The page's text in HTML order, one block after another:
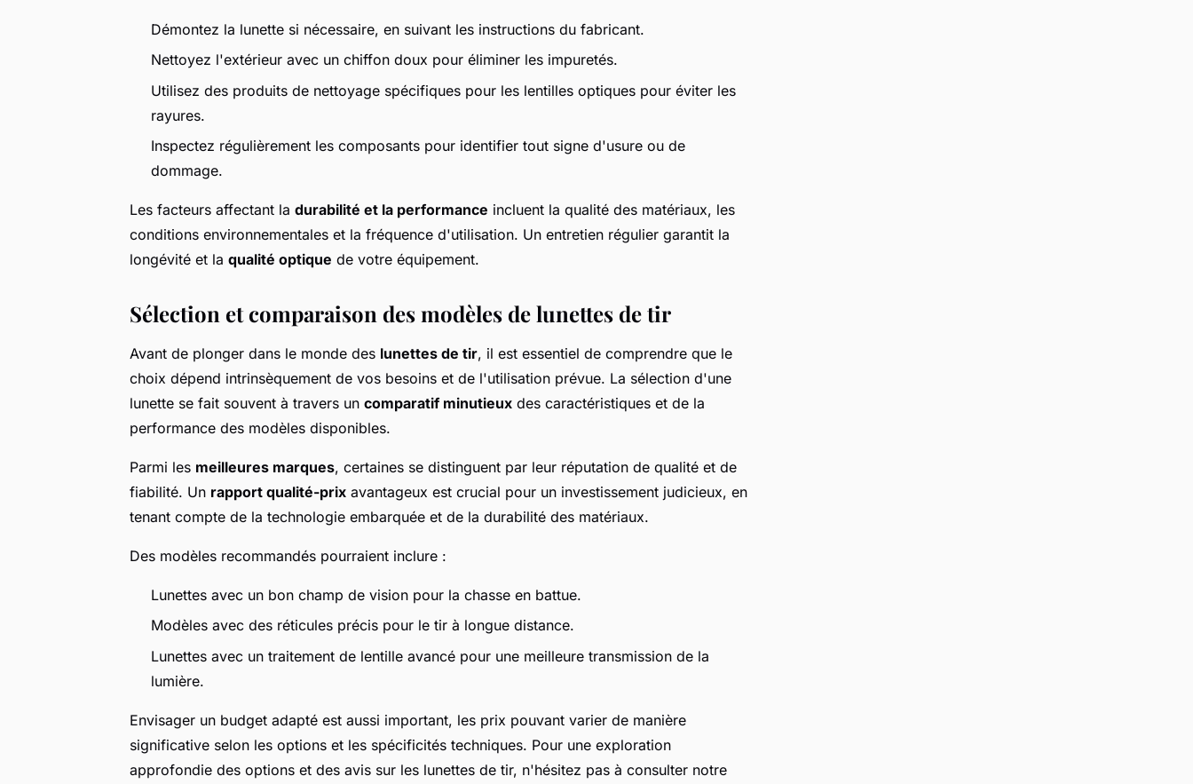
Démontez la lunette si nécessaire, en suivant les instructions du fabricant.
Nettoyez l'extérieur avec un chiffon doux pour éliminer les impuretés.
Utilisez des produits de nettoyage spécifiques pour les lentilles optiques pour éviter les
rayures.
Inspectez régulièrement les composants pour identifier tout signe d'usure ou de
dommage.
Les facteurs affectant la durabilité et la performance incluent la qualité des matériaux, les
conditions environnementales et la fréquence d'utilisation. Un entretien régulier garantit la
longévité et la qualité optique de votre équipement.
Sélection et comparaison des modèles de lunettes de tir
Avant de plonger dans le monde des lunettes de tir, il est essentiel de comprendre que le
choix dépend intrinsèquement de vos besoins et de l'utilisation prévue. La sélection d'une
lunette se fait souvent à travers un comparatif minutieux des caractéristiques et de la
performance des modèles disponibles.
Parmi les meilleures marques, certaines se distinguent par leur réputation de qualité et de
fiabilité. Un rapport qualité-prix avantageux est crucial pour un investissement judicieux, en
tenant compte de la technologie embarquée et de la durabilité des matériaux.
Des modèles recommandés pourraient inclure :
Lunettes avec un bon champ de vision pour la chasse en battue.
Modèles avec des réticules précis pour le tir à longue distance.
Lunettes avec un traitement de lentille avancé pour une meilleure transmission de la
lumière.
Envisager un budget adapté est aussi important, les prix pouvant varier de manière
significative selon les options et les spécificités techniques. Pour une exploration
approfondie des options et des avis sur les lunettes de tir, n'hésitez pas à consulter notre